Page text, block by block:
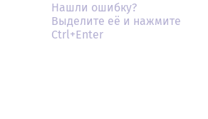
Нашли ошибку?
Выделите её и нажмите
Ctrl+Enter